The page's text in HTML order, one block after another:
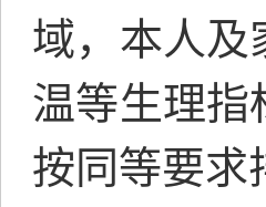
域，本人及
温等生理指
按同等要求